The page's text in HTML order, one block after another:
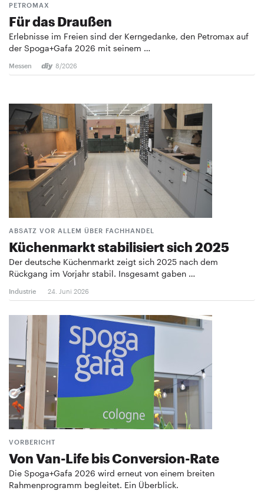
PETROMAX
Für das Draußen
Erlebnisse im Freien sind der Kerngedanke, den Petromax auf
der Spoga+Gafa 2026 mit seinem …
Messen 8/2026
ABSATZ VOR ALLEM ÜBER FACHHANDEL
Küchenmarkt stabilisiert sich 2025
Der deutsche Küchenmarkt zeigt sich 2025 nach dem
Rückgang im Vorjahr stabil. Insgesamt gaben …
Industrie 24. Juni 2026
VORBERICHT
Von Van-Life bis ­Conversion-Rate
Die Spoga+Gafa 2026 wird erneut von einem breiten
Rahmenprogramm begleitet. Ein Überblick.